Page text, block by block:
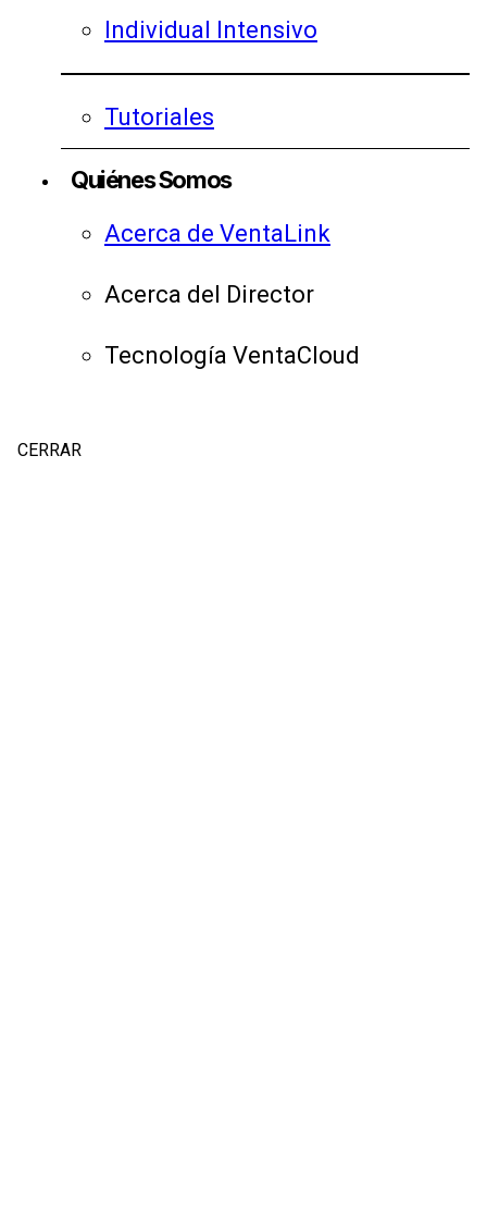
Individual Intensivo
Tutoriales
Quiénes Somos
Acerca de VentaLink
Acerca del Director
Tecnología VentaCloud
CERRAR